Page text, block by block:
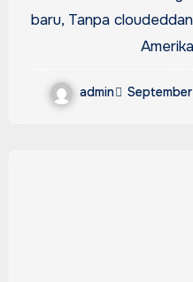
lagu
baru, Tanpa
admin